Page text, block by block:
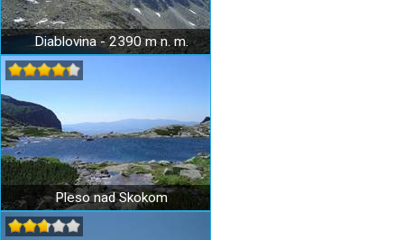
Diablovina - 2390 m n. m.
Pleso nad Skokom